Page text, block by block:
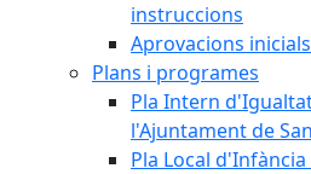
instruccions
Aprovacions inicials
Plans i programes
Pla Intern
l'Ajuntament de
Pla Local